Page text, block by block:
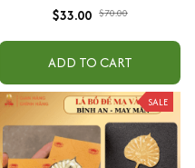
$33.00 $70.00
ADD TO CART
SALE